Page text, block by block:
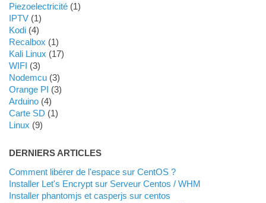
Piezoelectricité(1)
IPTV(1)
Kodi(4)
Recalbox (1)
Kali Linux (17)
WIFI (3)
Nodemcu(3)
Orange PI (3)
Arduino(4)
Carte SD (1)
Linux (9)
DERNIERS ARTICLES
Comment libérer de l'espace sur CentOS ?
Installer Let's Encrypt sur Serveur Centos / WHM
Installer phantomjs et casperjs sur centos